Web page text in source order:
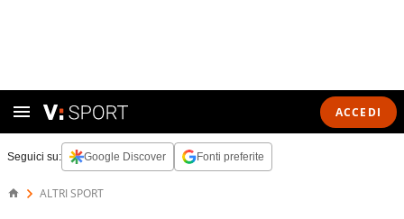
ACCEDI
Seguici su: Google Discover Fonti preferite
ALTRI SPORT